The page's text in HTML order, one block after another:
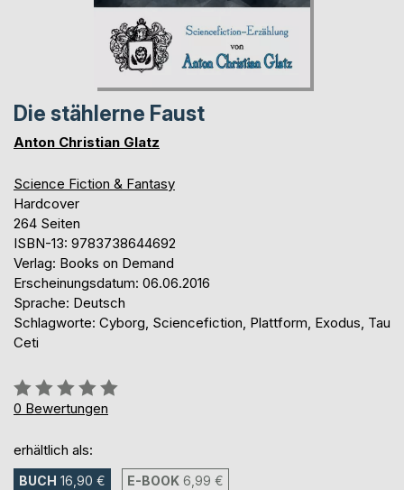
Die stählerne Faust
Anton Christian Glatz
Science Fiction & Fantasy
Hardcover
264 Seiten
ISBN-13: 9783738644692
Verlag: Books on Demand
Erscheinungsdatum: 06.06.2016
Sprache: Deutsch
Schlagworte: Cyborg, Sciencefiction, Plattform, Exodus, Tau
Ceti
Bewertung::
0%
0 Bewertungen
erhältlich als:
BUCH 16,90 € E-BOOK 6,99 €